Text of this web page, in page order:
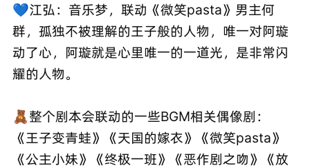
💙江弘：音乐梦，联动《微笑pasta》男主何
群，孤独不被理解的王子般的人物，唯一对阿璇
动了心，阿璇就是心里唯一的一道光，是非常闪
耀的人物。
🧸整个剧本会联动的一些BGM相关偶像剧：
《王子变青蛙》《天国的嫁衣》《微笑pasta》
《公主小妹》《终极一班》《恶作剧之吻》《放